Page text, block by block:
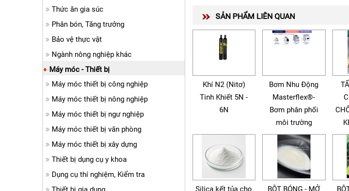
SẢN PHẨM LIÊN QUAN
Khí N2 (Nitơ)
Tinh Khiết 5N -
6N
Bơm Nhu Động
Masterflex®-
Bơm phân phối
môi trường
Silica kết tủa cho BỘT BÓNG - MỞ
Thức ăn gia súc
Phân bón, Tăng trưởng
Bảo vệ thực vật
Ngành nông nghiệp khác
Máy móc - Thiết bị
Máy móc thiết bị công nghiệp
Máy móc thiết bị nông nghiệp
Máy móc thiết bị ngư nghiệp
Máy móc thiết bị văn phòng
Máy móc thiết bị xây dựng
Thiết bị dụng cụ y khoa
Dụng cụ thí nghiệm, Kiểm tra